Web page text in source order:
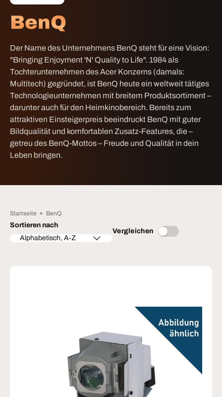
BenQ
Der Name des Unternehmens BenQ steht für eine Vision:
"Bringing Enjoyment 'N' Quality to Life". 1984 als
Tochterunternehmen des Acer Konzerns (damals:
Multitech) gegründet, ist BenQ heute ein weltweit tätiges
Technologieunternehmen mit breitem Produktsortiment –
darunter auch für den Heimkinobereich. Bereits zum
attraktiven Einsteigerpreis beeindruckt BenQ mit guter
Bildqualität und komfortablen Zusatz-Features, die –
getreu des BenQ-Mottos – Freude und Qualität in dein
Leben bringen.
Startseite BenQ
Sortieren nach
Alphabetisch, A-Z
Vergleichen